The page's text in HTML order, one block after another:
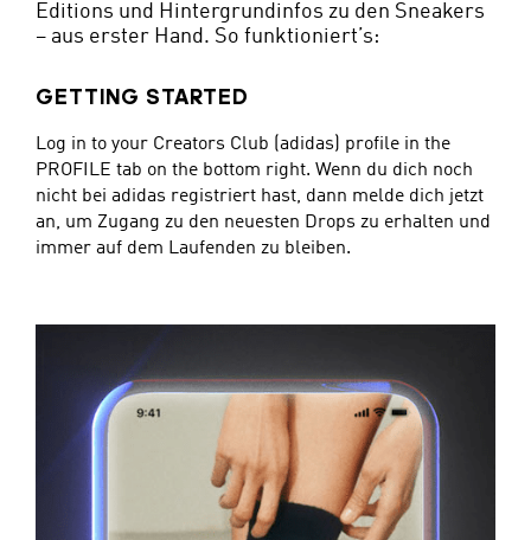
Editions und Hintergrundinfos zu den Sneakers
– aus erster Hand. So funktioniert’s:
GETTING STARTED
Log in to your Creators Club (adidas) profile in the
PROFILE tab on the bottom right. Wenn du dich noch
nicht bei adidas registriert hast, dann melde dich jetzt
an, um Zugang zu den neuesten Drops zu erhalten und
immer auf dem Laufenden zu bleiben.